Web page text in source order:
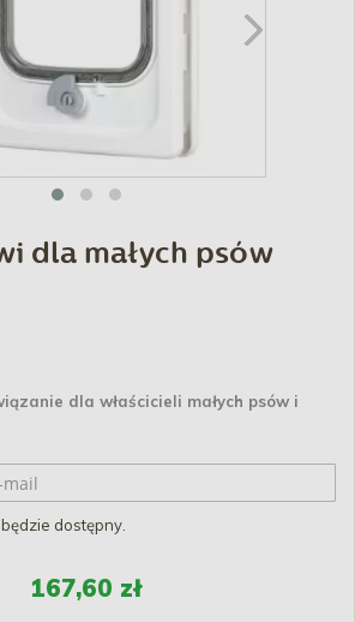
dla małych psów
dla właścicieli małych psów i
dostępny.
167,60 zł